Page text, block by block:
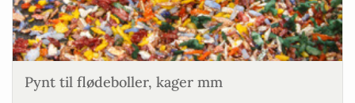
Pynt til flødeboller, kager mm